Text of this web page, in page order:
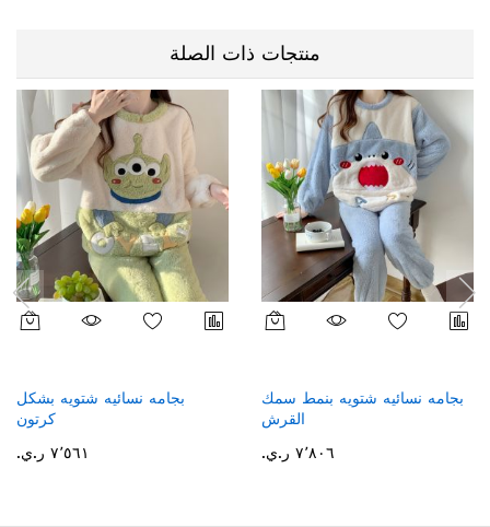
منتجات ذات الصلة
بجامه نسائيه شتويه بشكل
كرتون
٧٬٥٦١ ر.ي.‏
بجامه نسائيه شتويه بنمط سمك
القرش
٧٬٨٠٦ ر.ي.‏